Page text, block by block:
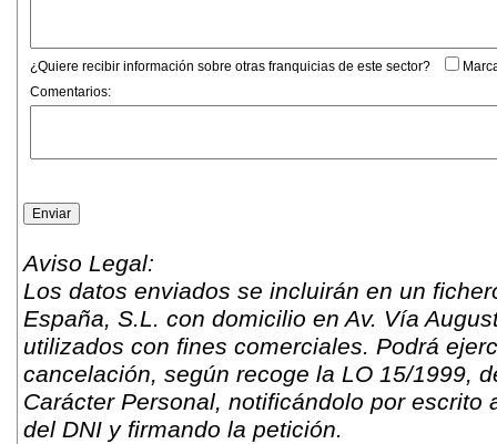
¿Quiere recibir información sobre otras franquicias de este sector?
Comentarios:
Aviso Legal:
Los datos enviados se incluirán en un
España, S.L. con domicilio en Av. Vía
utilizados con fines comerciales. Podrá
cancelación, según recoge la LO 15/1999,
Carácter Personal, notificándolo por
del DNI y firmando la petición.